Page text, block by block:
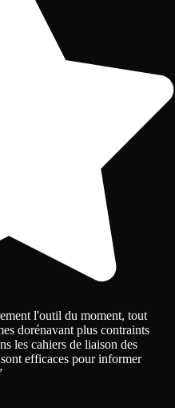
l'outil du moment, tout
dorénavant plus contraints
les cahiers de liaison des
efficaces pour informer